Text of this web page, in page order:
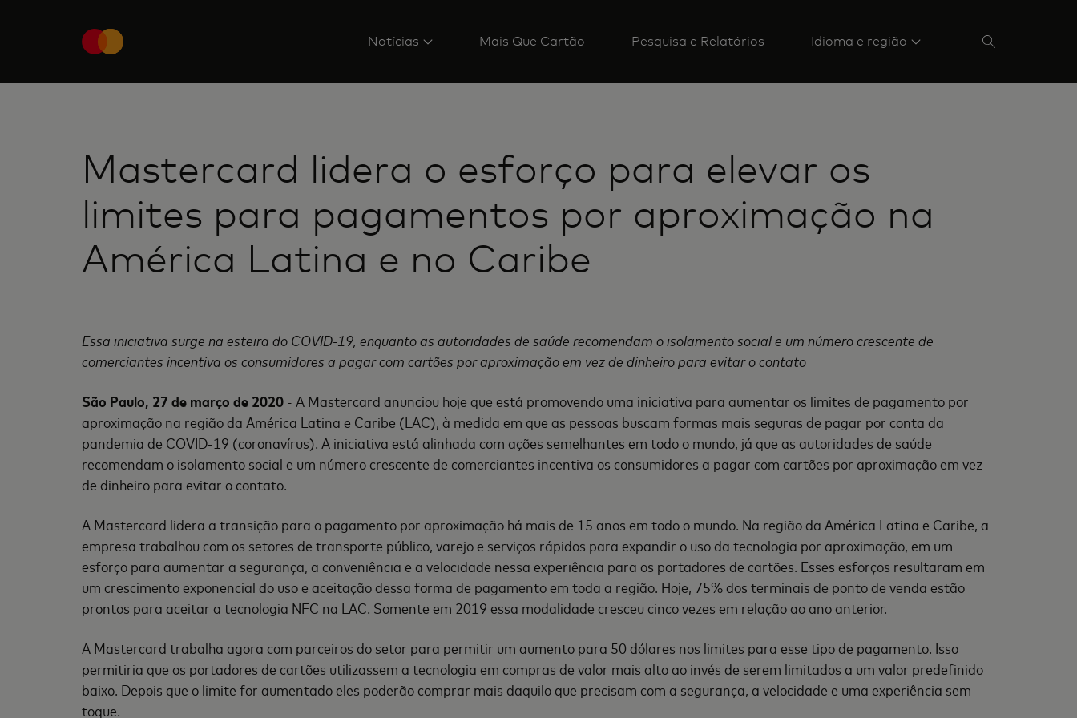
Notícias Mais Que Cartão Pesquisa e Relatórios Idioma e região
Mastercard lidera o esforço para elevar os
limites para pagamentos por aproximação na
América Latina e no Caribe
Essa iniciativa surge na esteira do COVID-19, enquanto as autoridades de saúde recomendam o isolamento social e um número crescente de
comerciantes incentiva os consumidores a pagar com cartões por aproximação em vez de dinheiro para evitar o contato
São Paulo, 27 de março de 2020 - A Mastercard anunciou hoje que está promovendo uma iniciativa para aumentar os limites de pagamento por
aproximação na região da América Latina e Caribe (LAC), à medida em que as pessoas buscam formas mais seguras de pagar por conta da
pandemia de COVID-19 (coronavírus). A iniciativa está alinhada com ações semelhantes em todo o mundo, já que as autoridades de saúde
recomendam o isolamento social e um número crescente de comerciantes incentiva os consumidores a pagar com cartões por aproximação em vez
de dinheiro para evitar o contato.
A Mastercard lidera a transição para o pagamento por aproximação há mais de 15 anos em todo o mundo. Na região da América Latina e Caribe, a
empresa trabalhou com os setores de transporte público, varejo e serviços rápidos para expandir o uso da tecnologia por aproximação, em um
esforço para aumentar a segurança, a conveniência e a velocidade nessa experiência para os portadores de cartões. Esses esforços resultaram em
um crescimento exponencial do uso e aceitação dessa forma de pagamento em toda a região. Hoje, 75% dos terminais de ponto de venda estão
prontos para aceitar a tecnologia NFC na LAC. Somente em 2019 essa modalidade cresceu cinco vezes em relação ao ano anterior.
A Mastercard trabalha agora com parceiros do setor para permitir um aumento para 50 dólares nos limites para esse tipo de pagamento. Isso
permitiria que os portadores de cartões utilizassem a tecnologia em compras de valor mais alto ao invés de serem limitados a um valor predefinido
baixo. Depois que o limite for aumentado eles poderão comprar mais daquilo que precisam com a segurança, a velocidade e uma experiência sem
toque.